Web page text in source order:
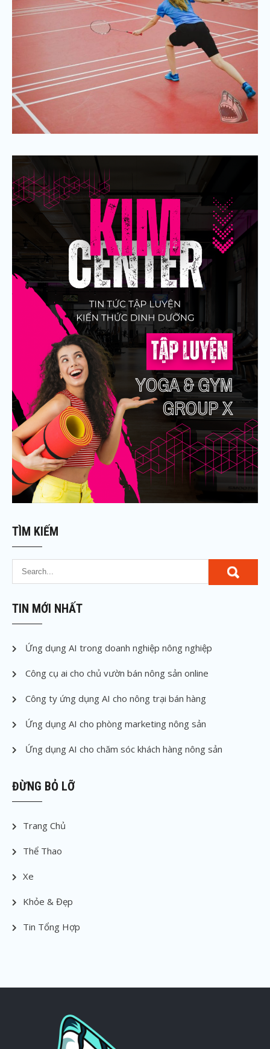
TÌM KIẾM
TIN MỚI NHẤT
Ứng dụng AI trong doanh nghiệp nông nghiệp
Công cụ ai cho chủ vườn bán nông sản online
Công ty ứng dụng AI cho nông trại bán hàng
Ứng dụng AI cho phòng marketing nông sản
Ứng dụng AI cho chăm sóc khách hàng nông sản
ĐỪNG BỎ LỠ
Trang Chủ
Thể Thao
Xe
Khỏe & Đẹp
Tin Tổng Hợp